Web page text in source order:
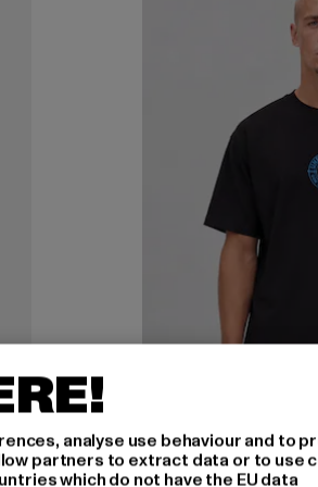
analyse use behaviour and to
partners to extract data or to use
which do not have the EU data